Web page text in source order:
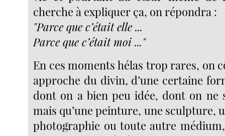
cherche à expliquer ça, on répondra :
"Parce que c’était elle ...
Parce que c’était moi ..."
En ces moments hélas trop rares, on
approche du divin, d’une certaine
dont on a bien peu idée, dont on ne
mais qu’une peinture, une sculpture,
photographie ou toute autre